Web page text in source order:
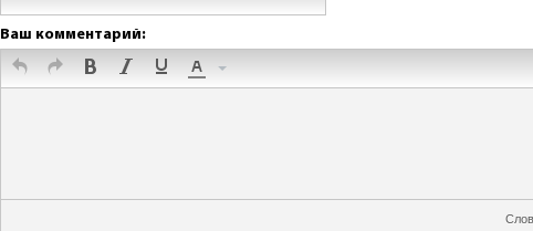
Ваш комментарий: